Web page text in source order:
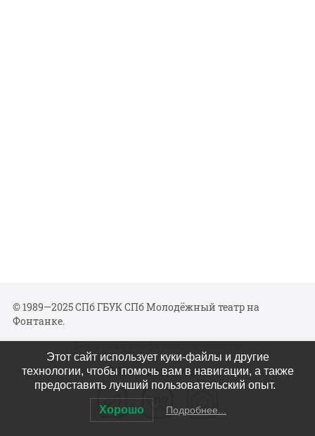
© 1989—2025 СПб ГБУК СПб Молодёжный театр на
Фонтанке.
Политика конфиденциальности
Мы в соцсетях
Этот сайт использует куки-файлы и другие
технологии, чтобы помочь вам в навигации, а также
предоставить лучший пользовательский опыт.
Хорошо Подробнее...